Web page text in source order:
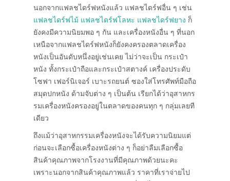
นอกจากแฟลชไดร์ฟหนังแล้ว แฟลชไดร์ฟอื่น ๆ เช่น
แฟลชไดร์ฟไม้ แฟลชไดร์ฟโลหะ แฟลชไดร์ฟยาง ก็
ยังคงมีความนิยมพอ ๆ กัน และเครื่องหนังอื่น ๆ ที่นอก
เหนือจากแฟลชไดร์ฟหนังก็ยังคงครองตลาดเครื่อง
หนังเป็นอันดับหนึ่งอยู่เช่นเคย ไม่ว่าจะเป็น กระเป๋า
หนัง ทั้งกระเป๋าถือและกระเป๋าสตางค์ เครื่องประดับ
โซฟา เฟอร์นิเจอร์ เบาะรถยนต์ ซองใส่โทรศัพท์มือถือ
สมุดปกหนัง ด้ามจับต่าง ๆ เป็นต้น เรียกได้ว่าอุสาหกร
รมเครื่องหนังครองอยู่ในตลาดของคนทุก ๆ กลุ่มเลยที
เดียว
ถึงแม้ว่าอุสาหกรรมเครื่องหนังจะได้รับความนิยมแต่
ก่อนจะเลือกซื้อเครื่องหนังต่าง ๆ ก็อย่าลืมเลือกซื้อ
สินค้าคุณภาพจากโรงงานที่มีคุณภาพด้วยนะคะ
เพราะนอกจากสินค้าคุณภาพแล้ว ราคาที่เราจ่ายไป